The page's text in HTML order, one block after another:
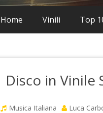
Home Vinili Top
Disco in Vinile
Musica Italiana Luca